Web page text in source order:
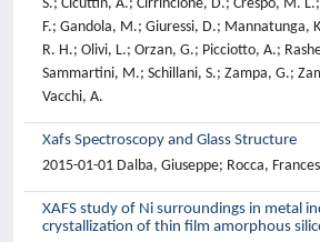
S.; Cicuttin, A.; Cirrincione, D.; Crespo, M.
F.; Gandola, M.; Giuressi, D.; Mannatunga,
R. H.; Olivi, L.; Orzan, G.; Picciotto, A.;
Sammartini, M.; Schillani, S.; Zampa, G.;
Vacchi, A.
Xafs Spectroscopy and Glass Structure
2015-01-01 Dalba, Giuseppe; Rocca,
XAFS study of Ni surroundings in metal
crystallization of thin film amorphous